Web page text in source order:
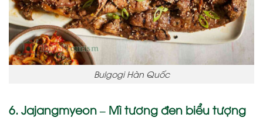
Bulgogi Hàn Quốc
6. Jajangmyeon – Mì tương đen biểu tượng